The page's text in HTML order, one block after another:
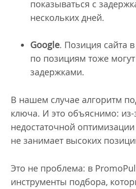
показываться с
нескольких дней.
Google. Позиция сайта
по позициям тоже
задержками.
В нашем случае алгоритм
ключа. И это объяснимо: из-
недостаточной
не занимает высоких
Это не проблема: в
инструменты подбора,